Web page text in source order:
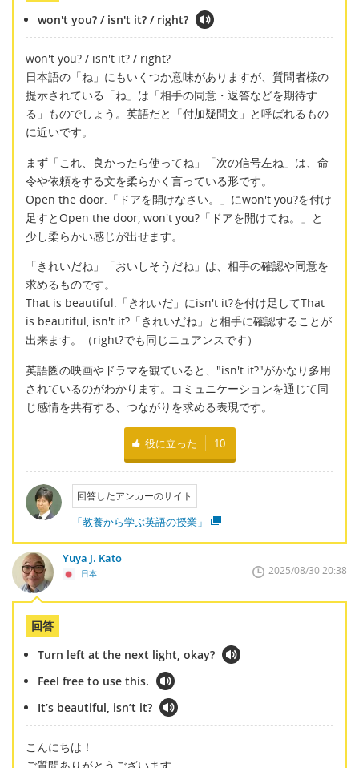
won't you? / isn't it? / right?
won't you? / isn't it? / right?
日本語の「ね」にもいくつか意味がありますが、質問者様の
提示されている「ね」は「相手の同意・返答などを期待す
る」ものでしょう。英語だと「付加疑問文」と呼ばれるもの
に近いです。
まず「これ、良かったら使ってね」「次の信号左ね」は、命
令や依頼をする文を柔らかく言っている形です。
Open the door.「ドアを開けなさい。」にwon't you?を付け
足すとOpen the door, won't you?「ドアを開けてね。」と
少し柔らかい感じが出せます。
「きれいだね」「おいしそうだね」は、相手の確認や同意を
求めるものです。
That is beautiful.「きれいだ」にisn't it?を付け足してThat
is beautiful, isn't it?「きれいだね」と相手に確認することが
出来ます。（right?でも同じニュアンスです）
英語圏の映画やドラマを観ていると、"isn't it?"がかなり多用
されているのがわかります。コミュニケーションを通じて同
じ感情を共有する、つながりを求める表現です。
役に立った 10
回答したアンカーのサイト
「教養から学ぶ英語の授業」
Yuya J. Kato
日本 2025/08/30 20:38
回答
Turn left at the next light, okay?
Feel free to use this.
It’s beautiful, isn’t it?
こんにちは！
ご質問ありがとうございます。